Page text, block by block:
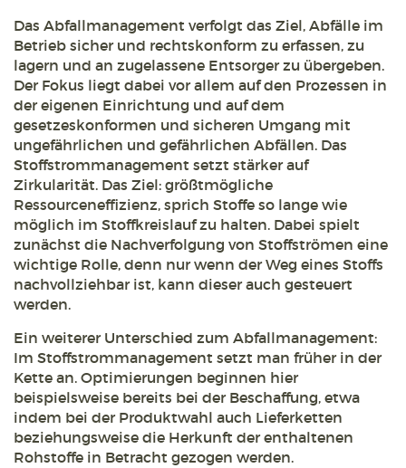
Das Abfallmanagement verfolgt das Ziel, Abfälle im
Betrieb sicher und rechtskonform zu erfassen, zu
lagern und an zugelassene Entsorger zu übergeben.
Der Fokus liegt dabei vor allem auf den Prozessen in
der eigenen Einrichtung und auf dem
gesetzeskonformen und sicheren Umgang mit
ungefährlichen und gefährlichen Abfällen. Das
Stoffstrommanagement setzt stärker auf
Zirkularität. Das Ziel: größtmögliche
Ressourceneffizienz, sprich Stoffe so lange wie
möglich im Stoffkreislauf zu halten. Dabei spielt
zunächst die Nachverfolgung von Stoffströmen eine
wichtige Rolle, denn nur wenn der Weg eines Stoffs
nachvollziehbar ist, kann dieser auch gesteuert
werden.
Ein weiterer Unterschied zum Abfallmanagement:
Im Stoffstrommanagement setzt man früher in der
Kette an. Optimierungen beginnen hier
beispielsweise bereits bei der Beschaffung, etwa
indem bei der Produktwahl auch Lieferketten
beziehungsweise die Herkunft der enthaltenen
Rohstoffe in Betracht gezogen werden.